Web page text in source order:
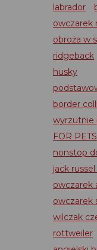
labrador
owczarek
obroża w
ridgeback
husky
border
wyrzutnie
FOR PETS
nonstop
jack
owczarek
owczarek
wilczak
rottweiler